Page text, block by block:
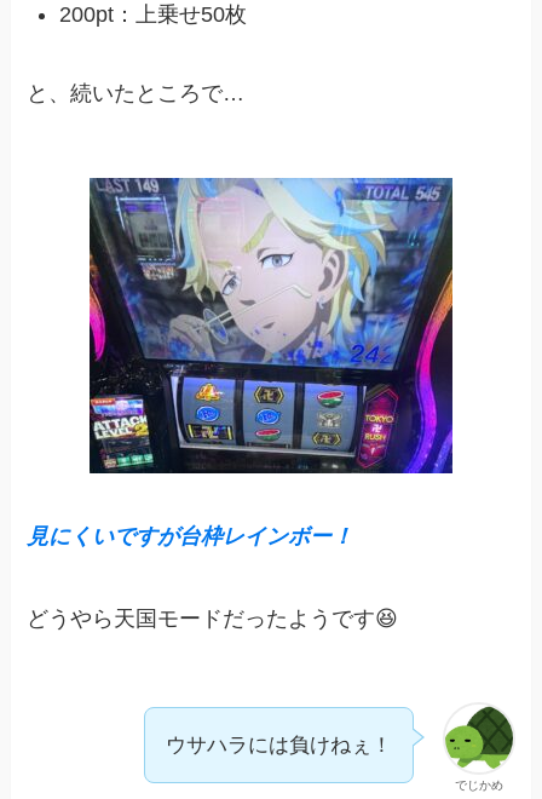
200pt：上乗せ50枚
と、続いたところで…
見にくいですが台枠レインボー！
どうやら天国モードだったようです😆
でじかめ
ウサハラには負けねぇ！